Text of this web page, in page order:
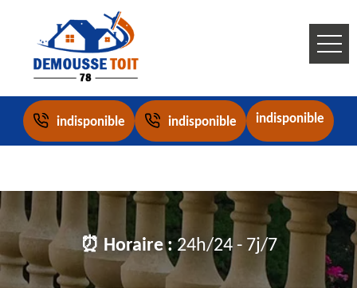
indisponible indisponible indisponible
⏰ Horaire :24h/24 - 7j/7